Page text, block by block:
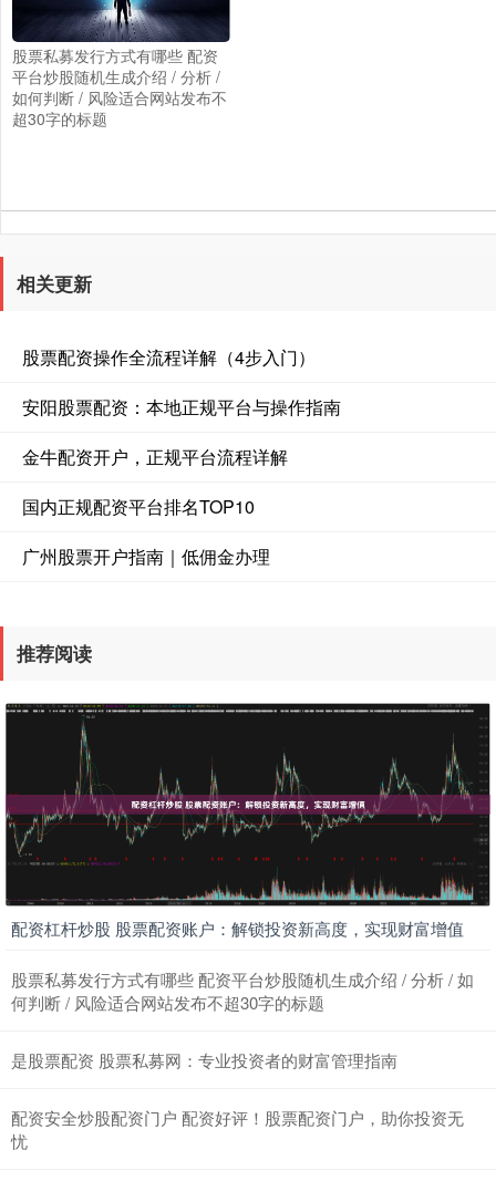
股票私募发行方式有哪些 配资
平台炒股随机生成介绍 / 分析 /
如何判断 / 风险适合网站发布不
超30字的标题
相关更新
股票配资操作全流程详解（4步入门）
安阳股票配资：本地正规平台与操作指南
金牛配资开户，正规平台流程详解
国内正规配资平台排名TOP10
广州股票开户指南｜低佣金办理
推荐阅读
配资杠杆炒股 股票配资账户：解锁投资新高度，实现财富增值
股票私募发行方式有哪些 配资平台炒股随机生成介绍 / 分析 / 如
何判断 / 风险适合网站发布不超30字的标题
是股票配资 股票私募网：专业投资者的财富管理指南
配资安全炒股配资门户 配资好评！股票配资门户，助你投资无
忧